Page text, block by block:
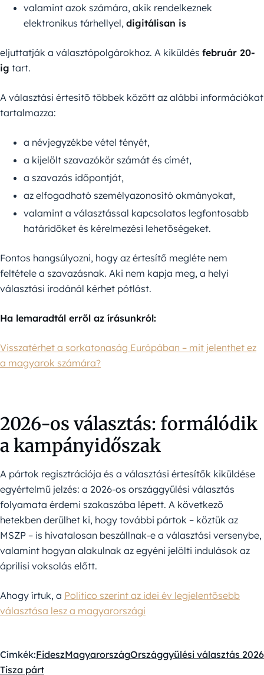
valamint azok számára, akik rendelkeznek
elektronikus tárhellyel, digitálisan is
eljuttatják a választópolgárokhoz. A kiküldés február 20-
ig tart.
A választási értesítő többek között az alábbi információkat
tartalmazza:
a névjegyzékbe vétel tényét,
a kijelölt szavazókör számát és címét,
a szavazás időpontját,
az elfogadható személyazonosító okmányokat,
valamint a választással kapcsolatos legfontosabb
határidőket és kérelmezési lehetőségeket.
Fontos hangsúlyozni, hogy az értesítő megléte nem
feltétele a szavazásnak. Aki nem kapja meg, a helyi
választási irodánál kérhet pótlást.
Ha lemaradtál erről az írásunkról:
Visszatérhet a sorkatonaság Európában – mit jelenthet ez
a magyarok számára?
2026-os választás: formálódik
a kampányidőszak
A pártok regisztrációja és a választási értesítők kiküldése
egyértelmű jelzés: a 2026-os országgyűlési választás
folyamata érdemi szakaszába lépett. A következő
hetekben derülhet ki, hogy további pártok – köztük az
MSZP – is hivatalosan beszállnak-e a választási versenybe,
valamint hogyan alakulnak az egyéni jelölti indulások az
áprilisi voksolás előtt.
Ahogy írtuk, a Politico szerint az idei év legjelentősebb
választása lesz a magyarországi
Címkék:FideszMagyarországOrszággyűlési választás 2026
Tisza párt